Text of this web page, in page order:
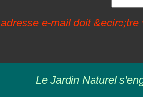
e-mail doit
Le Jardin Naturel